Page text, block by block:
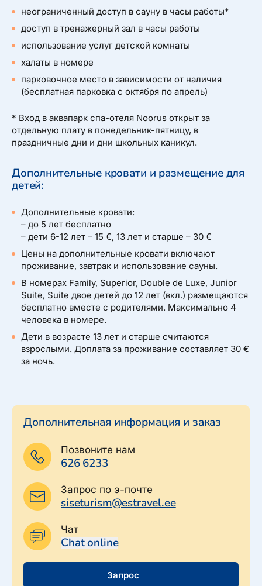
неограниченный доступ в сауну в часы работы*
доступ в тренажерный зал в часы работы
использование услуг детской комнаты
халаты в номере
парковочное место в зависимости от наличия
(бесплатная парковка с октября по апрель)
* Вход в аквапарк спа-отеля Noorus открыт за
отдельную плату в понедельник-пятницу, в
праздничные дни и дни школьных каникул.
Дополнительные кровати и размещение для
детей:
Дополнительные кровати: ​
​– до 5 лет бесплатно
– дети 6-12 лет – 15 €, 13 лет и старше – 30 €
Цены на дополнительные кровати включают
проживание, завтрак и использование сауны.
В номерах Family, Superior, Double de Luxe, Junior
Suite, Suite двое детей до 12 лет (вкл.) размещаются
бесплатно вместе с родителями. Максимально 4
человека в номере.
Дети в возрасте 13 лет и старше считаются
взрослыми. Доплата за проживание составляет 30 €
за ночь.
Дополнительная информация и заказ
Позвоните нам
626 6233
Запрос по э-почте
siseturism@estravel.ee
Чат
Chat online
Запрос